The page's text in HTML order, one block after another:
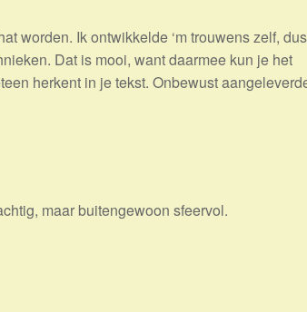
worden. Ik ontwikkelde ‘m trouwens zelf, dus
Dat is mooi, want daarmee kun je het
herkent in je tekst. Onbewust
maar buitengewoon sfeervol.